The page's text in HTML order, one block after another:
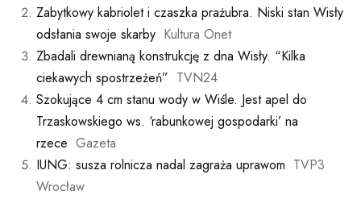
Zabytkowy kabriolet i czaszka prażubra. Niski stan Wisły
odsłania swoje skarby Kultura Onet
Zbadali drewnianą konstrukcję z dna Wisły. “Kilka
ciekawych spostrzeżeń” TVN24
Szokujące 4 cm stanu wody w Wiśle. Jest apel do
Trzaskowskiego ws. ‘rabunkowej gospodarki’ na
rzece Gazeta
IUNG: susza rolnicza nadal zagraża uprawom TVP3
Wrocław